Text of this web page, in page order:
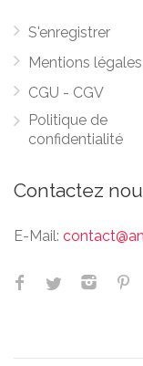
S'enregistrer
Mentions légales
CGU - CGV
Politique de
confidentialité
Contactez
E-Mail: